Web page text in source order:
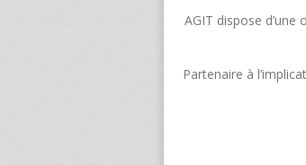
AGIT dispose
Partenaire à